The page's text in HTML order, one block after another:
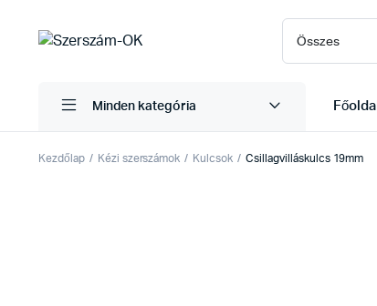
Minden kategória Főoldal
Kezdőlap Kézi szerszámok Kulcsok Csillagvilláskulcs 19mm